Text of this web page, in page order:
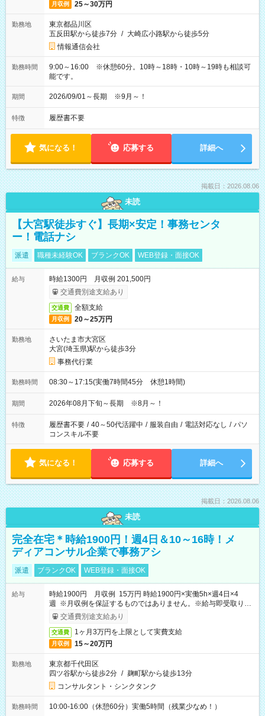
月収例 25～30万円
勤務地
東京都品川区
五反田駅から徒歩7分 / 大崎広小路駅から徒歩5分
情報通信会社
勤務時間
9:00～16:00 ※休憩60分。10時～18時・10時～19時も相談可
能です。
期間 2026/09/01～長期 ※9月～！
特徴 履歴書不要
気になる！ 応募する 詳細へ
掲載日：2026.08.06
未読
【大宮駅徒歩すぐ】長期×安定！事務センタ
ー！電話ナシ
派遣 職種未経験OK ブランクOK WEB登録・面接OK
給与
時給1300円 月収例 201,500円
交通費別途支給あり
交通費 全額支給
月収例 20～25万円
勤務地
さいたま市大宮区
大宮(埼玉県)駅から徒歩3分
事務代行業
勤務時間 08:30～17:15(実働7時間45分 休憩1時間)
期間 2026年08月下旬～長期 ※8月～！
特徴 履歴書不要 / 40～50代活躍中 / 服装自由 / 電話対応なし / パソ
コンスキル不要
気になる！ 応募する 詳細へ
掲載日：2026.08.06
未読
完全在宅＊時給1900円！週4日＆10～16時！メ
ディアコンサル企業で事務アシ
派遣 ブランクOK WEB登録・面接OK
給与
時給1900円 月収例 15万円 時給1900円×実働5h×週4日×4
週 ※月収例を保証するものではありません。※給与即受取りサ
ービス利用可（利用条件有）
交通費別途支給あり
交通費 1ヶ月3万円を上限として実費支給
月収例 15～20万円
勤務地
東京都千代田区
四ツ谷駅から徒歩2分 / 麹町駅から徒歩13分
コンサルタント・シンクタンク
勤務時間 10:00-16:00（休憩60分）実働5時間（残業少なめ！）